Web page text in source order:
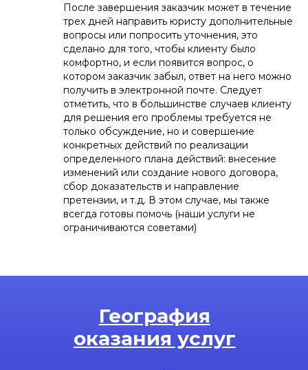
После завершения заказчик может в течение
трех дней направить юристу дополнительные
вопросы или попросить уточнения, это
сделано для того, чтобы клиенту было
комфортно, и если появится вопрос, о
котором заказчик забыл, ответ на него можно
получить в электронной почте. Следует
отметить, что в большинстве случаев клиенту
для решения его проблемы требуется не
только обсуждение, но и совершение
конкретных действий по реализации
определенного плана действий: внесение
изменений или создание нового договора,
сбор доказательств и направление
претензии, и т.д. В этом случае, мы также
всегда готовы помочь (наши услуги не
ограничиваются советами)